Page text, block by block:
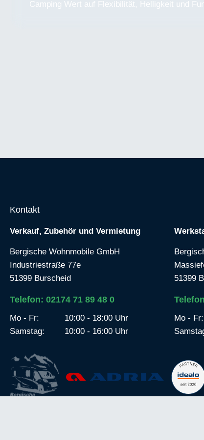
Camping Wert auf Flexibilität, Helligkeit und
Kontakt
Verkauf, Zubehör und Vermietung
Bergische Wohnmobile GmbH
Industriestraße 77e
51399 Burscheid
Telefon: 02174 71 89 48 0
Mo - Fr:
10:00 - 18:00 Uhr
Samstag:
10:00 - 16:00 Uhr
51399
Mo - Fr: